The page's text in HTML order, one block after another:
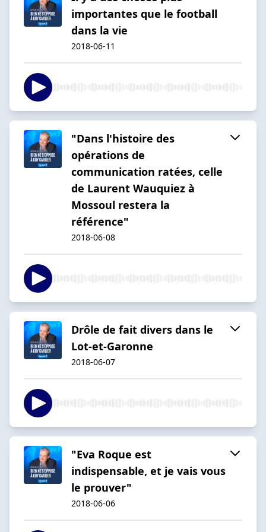
importantes que le football
dans la vie
2018-06-11
"Dans l'histoire des
opérations de
communication ratées, celle
de Laurent Wauquiez à
Mossoul restera la
référence"
2018-06-08
Drôle de fait divers dans le
Lot-et-Garonne
2018-06-07
"Eva Roque est
indispensable, et je vais vous
le prouver"
2018-06-06